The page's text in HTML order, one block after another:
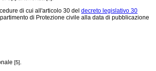
di cui all'articolo 30 del decreto legislativo 30
di Protezione civile alla data di pubblicazione
[5].